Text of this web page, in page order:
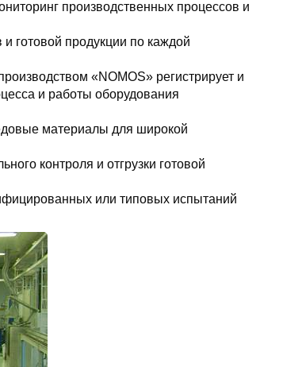
производственных процессов и
готовой продукции по каждой
«NOMOS» регистрирует и
и работы оборудования
материалы для широкой
контроля и отгрузки готовой
или типовых испытаний